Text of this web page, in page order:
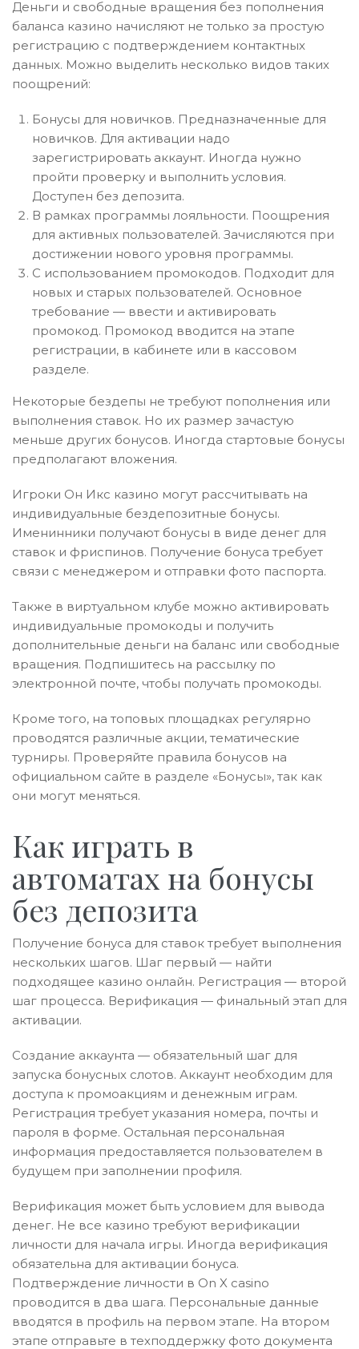
Деньги и свободные вращения без пополнения
баланса казино начисляют не только за простую
регистрацию с подтверждением контактных
данных. Можно выделить несколько видов таких
поощрений:
Бонусы для новичков. Предназначенные для
новичков. Для активации надо
зарегистрировать аккаунт. Иногда нужно
пройти проверку и выполнить условия.
Доступен без депозита.
В рамках программы лояльности. Поощрения
для активных пользователей. Зачисляются при
достижении нового уровня программы.
С использованием промокодов. Подходит для
новых и старых пользователей. Основное
требование — ввести и активировать
промокод. Промокод вводится на этапе
регистрации, в кабинете или в кассовом
разделе.
Некоторые бездепы не требуют пополнения или
выполнения ставок. Но их размер зачастую
меньше других бонусов. Иногда стартовые бонусы
предполагают вложения.
Игроки Он Икс казино могут рассчитывать на
индивидуальные бездепозитные бонусы.
Именинники получают бонусы в виде денег для
ставок и фриспинов. Получение бонуса требует
связи с менеджером и отправки фото паспорта.
Также в виртуальном клубе можно активировать
индивидуальные промокоды и получить
дополнительные деньги на баланс или свободные
вращения. Подпишитесь на рассылку по
электронной почте, чтобы получать промокоды.
Кроме того, на топовых площадках регулярно
проводятся различные акции, тематические
турниры. Проверяйте правила бонусов на
официальном сайте в разделе «Бонусы», так как
они могут меняться.
Как играть в
автоматах на бонусы
без депозита
Получение бонуса для ставок требует выполнения
нескольких шагов. Шаг первый — найти
подходящее казино онлайн. Регистрация — второй
шаг процесса. Верификация — финальный этап для
активации.
Создание аккаунта — обязательный шаг для
запуска бонусных слотов. Аккаунт необходим для
доступа к промоакциям и денежным играм.
Регистрация требует указания номера, почты и
пароля в форме. Остальная персональная
информация предоставляется пользователем в
будущем при заполнении профиля.
Верификация может быть условием для вывода
денег. Не все казино требуют верификации
личности для начала игры. Иногда верификация
обязательна для активации бонуса.
Подтверждение личности в On X casino
проводится в два шага. Персональные данные
вводятся в профиль на первом этапе. На втором
этапе отправьте в техподдержку фото документа